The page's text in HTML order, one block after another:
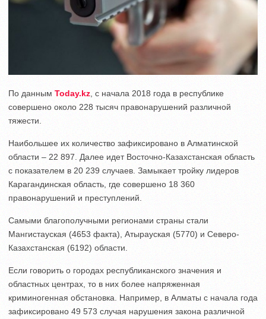
По данным Today.kz , с начала 2018 года в республике
совершено около 228 тысяч правонарушений различной
тяжести.
Наибольшее их количество зафиксировано в Алматинской
области – 22 897. Далее идет Восточно-Казахстанская область
с показателем в 20 239 случаев. Замыкает тройку лидеров
Карагандинская область, где совершено 18 360
правонарушений и преступлений.
Самыми благополучными регионами страны стали
Мангистауская (4653 факта), Атырауская (5770) и Северо-
Казахстанская (6192) области.
Если говорить о городах республиканского значения и
областных центрах, то в них более напряженная
криминогенная обстановка. Например, в Алматы с начала года
зафиксировано 49 573 случая нарушения закона различной